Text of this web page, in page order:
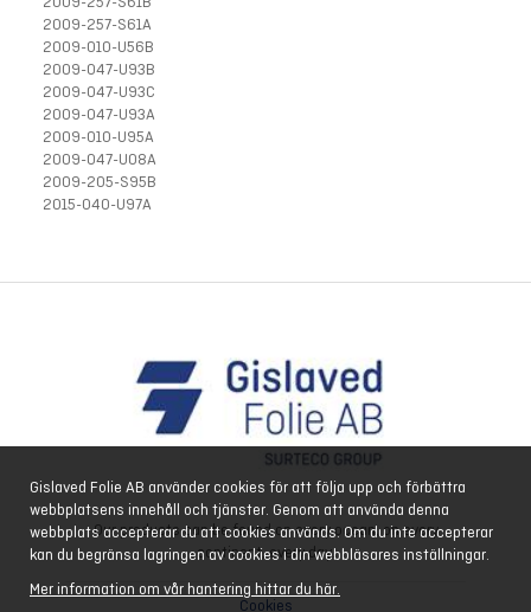
Gislaved Folie AB använder cookies för att följa upp och förbättra
webbplatsens innehåll och tjänster. Genom att använda denna
webbplats accepterar du att cookies används. Om du inte accepterar
kan du begränsa lagringen av cookies i din webbläsares inställningar.
Mer information om vår hantering hittar du här.
2009-257-S61A
2009-010-U56B
2009-047-U93B
2009-047-U93C
2009-047-U93A
2009-010-U95A
2009-047-U08A
2009-205-S95B
2015-040-U97A
Our products can be found on every ocean, on every
continent, every day.
Cookies